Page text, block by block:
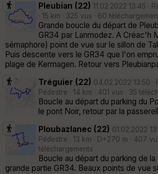
Pleubian (22) 11.02.2022 13:45 ·
· 15 km · 325 vus · 60
Grande boucle du départ de
GR34 par Lanmodez. A Créac'h
sémaphore) point de vue sur le sillon de
Puis descente vers le GR34 que l'on
plage de Kermagen. Retour vers
Tréguier (22) 04.02.2022 13:50 ·
Pédestre · 14 km · 401 vus · 35
Boucle au départ du parking du
le pont Noir, retour par la
Ploubazlanec (22) 01.02.2022
Pédestre · 13 km · D+270 m · 407
téléchargements ·
Boucle au départ du parking de
grande partie GR34. Beaux points de vue